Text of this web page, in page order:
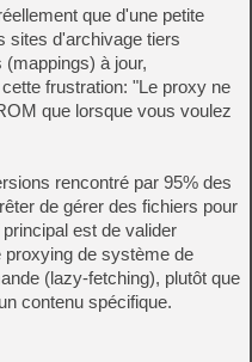
que d'une petite
sites d'archivage tiers
à jour,
frustration: "Le proxy ne
que lorsque vous voulez
rencontré par 95% des
de gérer des fichiers pour
est de valider
de système de
(lazy-fetching), plutôt que
contenu spécifique.